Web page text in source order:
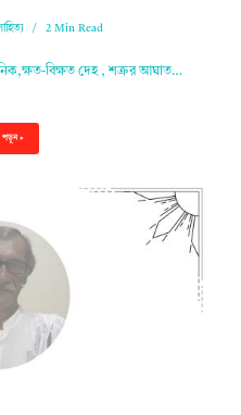
2 Min Read
বিক্ষত দেহ , শত্রুর আঘাত…
পড়ুন »